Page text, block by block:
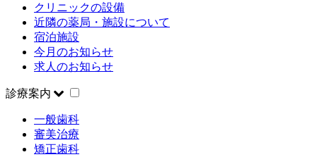
クリニックの設備
近隣の薬局・施設について
宿泊施設
今月のお知らせ
求人のお知らせ
診療案内
一般歯科
審美治療
矯正歯科